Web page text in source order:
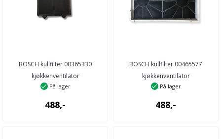
BOSCH kullfilter 00365330
kjøkkenventilator
På lager
488,-
BOSCH kullfilter 00465577
kjøkkenventilator
På lager
488,-